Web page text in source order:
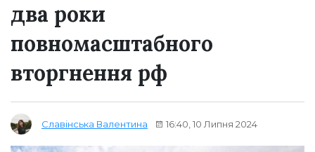
два роки
повномасштабного
вторгнення рф
Славінська Валентина 16:40, 10 Липня 2024